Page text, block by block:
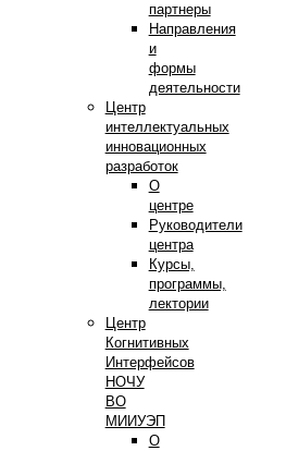
партнеры
Направления
и
формы
деятельности
Центр
интеллектуальных
инновационных
разработок
О
центре
Руководители
центра
Курсы,
программы,
лектории
Центр
Когнитивных
Интерфейсов
НОЧУ
ВО
МИИУЭП
О